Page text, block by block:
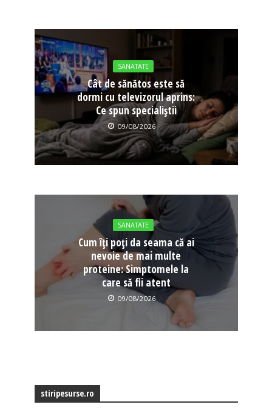
SANATATE
Cât de sănătos este să
dormi cu televizorul aprins:
Ce spun specialiștii
09/08/2026
SANATATE
Cum îți poți da seama că ai
nevoie de mai multe
proteine: Simptomele la
care să fii atent
09/08/2026
stiripesurse.ro